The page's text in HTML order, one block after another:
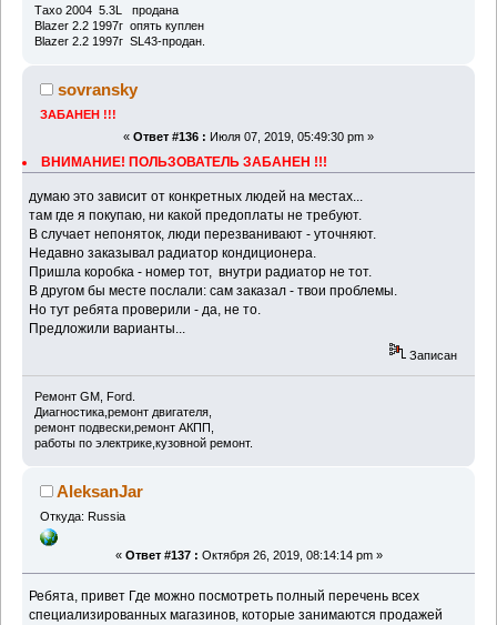
Тахо 2004 5.3L продана
Blazer 2.2 1997г опять куплен
Blazer 2.2 1997г SL43-продан.
sovransky
ЗАБАНЕН !!!
« Ответ #136 : Июля 07, 2019, 05:49:30 pm »
ВНИМАНИЕ! ПОЛЬЗОВАТЕЛЬ ЗАБАНЕН !!!
думаю это зависит от конкретных людей на местах...
там где я покупаю, ни какой предоплаты не требуют.
В случает непоняток, люди перезванивают - уточняют.
Недавно заказывал радиатор кондиционера.
Пришла коробка - номер тот, внутри радиатор не тот.
В другом бы месте послали: сам заказал - твои проблемы.
Но тут ребята проверили - да, не то.
Предложили варианты...
Записан
Ремонт GM, Ford.
Диагностика,ремонт двигателя,
ремонт подвески,ремонт АКПП,
работы по электрике,кузовной ремонт.
AleksanJar
Откуда: Russia
« Ответ #137 : Октября 26, 2019, 08:14:14 pm »
Ребята, привет Где можно посмотреть полный перечень всех
специализированных магазинов, которые занимаются продажей